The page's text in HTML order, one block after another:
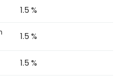
1.5 %
1.5 %
1.5 %